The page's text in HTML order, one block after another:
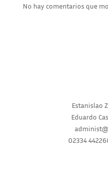
No hay comentarios que
Estanislao
Eduardo
02334